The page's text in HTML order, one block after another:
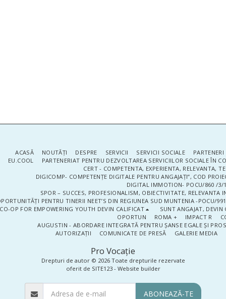
Pro Vocaţie
Drepturi de autor © 2026 Toate drepturile rezervate
oferit de SITE123- Website builder
ACASĂ NOUTĂŢI DESPRE SERVICII SERVICII SOCIALE
EU.COOL
PARTENERIAT PENTRU DEZVOLTAREA SERVICIILOR SOCIALE ÎN
CERT - COMPETENTA, EXPERIENTA, RELEVANTA,
DIGICOMP- COMPETENȚE DIGITALE PENTRU ANGAJAȚI”, COD
DIGITAL IMMOTION- POCU/860 /3/
SPOR – SUCCES, PROFESIONALISM, OBIECTIVITATE, RELEVANTA
PENTRU TINERII NEET’S DIN REGIUNEA SUD MUNTENIA -POCU/
CO-OP FOR EMPOWERING YOUTH DEVIN CALIFICAT
SUNT ANGAJAT, DEVIN
OPORTUN
ROMA + IMPACT R
AUGUSTIN - ABORDARE INTEGRATĂ PENTRU ȘANSE EGALE ȘI
AUTORIZAȚII
COMUNICATE DE PRESĂ GALERIE MEDIA
ABONEAZĂ-TE